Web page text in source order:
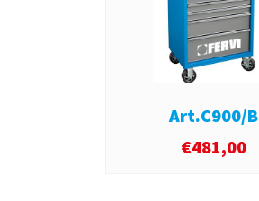
Art.C900/B
€481,00